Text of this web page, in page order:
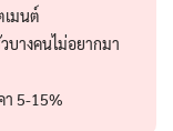
เมนต์
างคนไม่อยากมา
5-15%